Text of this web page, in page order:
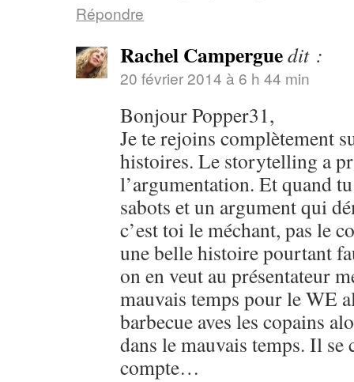
Répondre
Rachel Camperguedit :
20 février 2014 à 6 h 44 min
Bonjour Popper31,
Je te rejoins complètement
histoires. Le storytelling a
l’argumentation. Et quand
sabots et un argument qui
c’est toi le méchant, pas le
une belle histoire pourtant
on en veut au présentateur
mauvais temps pour le WE
barbecue aves les copains
dans le mauvais temps. Il se
compte…